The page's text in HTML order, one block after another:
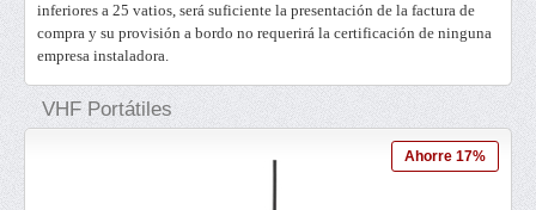
inferiores a 25 vatios, será suficiente la presentación de la factura de
compra y su provisión a bordo no requerirá la certificación de ninguna
empresa instaladora.
VHF Portátiles
Ahorre 17%